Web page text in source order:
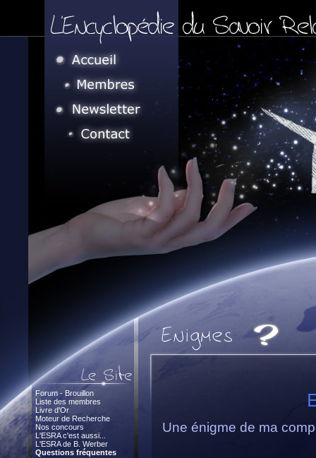
Forum - Brouillon
Liste des membres
Livre d'Or
Moteur de Recherche
Nos concours
L'ESRA c'est aussi...
L'ESRA de B. Werber
Questions fréquentes
Une énigme de ma